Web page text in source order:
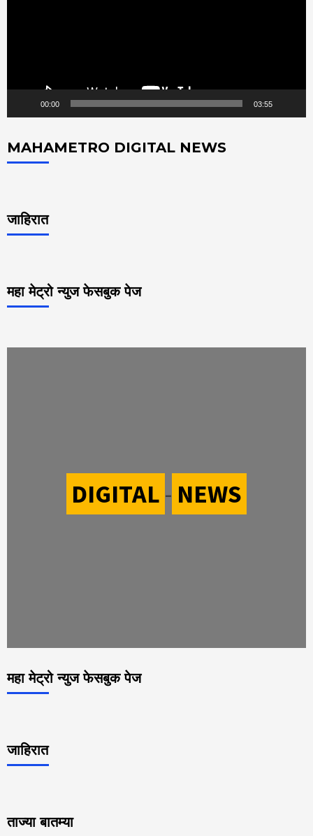
00:00 03:55
MAHAMETRO DIGITAL NEWS
जाहिरात
महा मेट्रो न्युज फेसबुक पेज
DIGITAL - NEWS
महा मेट्रो न्युज फेसबुक पेज
जाहिरात
ताज्या बातम्या